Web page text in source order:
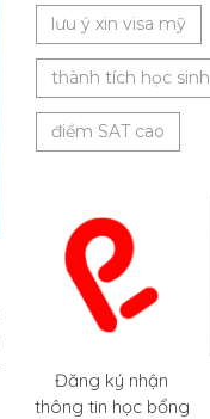
lưu ý xin visa mỹ
thành tích học sinh
điểm SAT cao
Đăng ký nhận
thông tin học bổng